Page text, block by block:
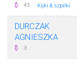
43 · Kijki & szpilki
DURCZAK
AGNIESZKA
3